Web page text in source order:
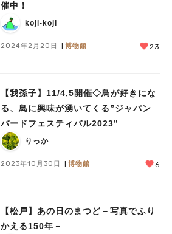
催中！
koji-koji
2024年2月20日 博物館 23
【我孫子】11/4,5開催◇鳥が好きにな
る、鳥に興味が湧いてくる”ジャパン
バードフェスティバル2023”
りっか
2023年10月30日 博物館 6
【松戸】あの日のまつど－写真でふり
かえる150年－